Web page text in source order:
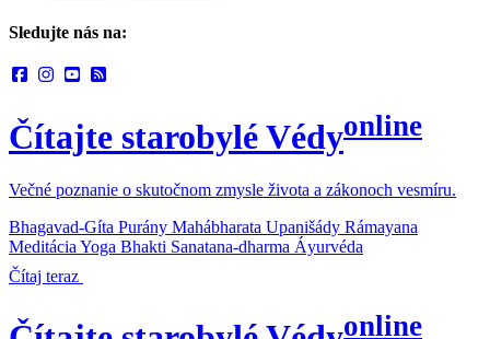
Sledujte nás na:
Čítajte starobylé Védyonline
Večné poznanie o skutočnom zmysle života a zákonoch vesmíru.
Bhagavad-Gíta Purány Mahábharata Upanišády Rámayana
Meditácia Yoga Bhakti Sanatana-dharma Áyurvéda
Čítaj teraz
online